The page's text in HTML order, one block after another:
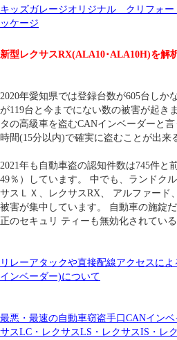
キッズガレージオリジナル クリフォー
ッケージ
新型レクサスRX(ALA10･ALA10H)を解
2020年愛知県では登録台数が605台しか
が119台と今までにない数の被害が起き
タの高級車を盗むCANインベーダーと
時間(15分以内)で確実に盗むことが出来
2021年も自動車盗の認知件数は745件と
49％）しています。 中でも、ランドク
サスＬＸ、レクサスRX、 アルファード
被害が集中しています。 自動車の施錠
正のセキュリ ティーも無効化されている
リレーアタックや直接配線アクセスに
インベーダー)について
最悪・最速の自動車窃盗手口CANイン
サスLC・レクサスLS・レクサスIS・レ